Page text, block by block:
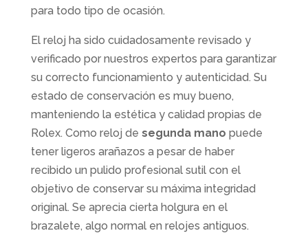
para todo tipo de ocasión.
El reloj ha sido cuidadosamente revisado y
verificado por nuestros expertos para garantizar
su correcto funcionamiento y autenticidad. Su
estado de conservación es muy bueno,
manteniendo la estética y calidad propias de
Rolex. Como reloj de segunda mano puede
tener ligeros arañazos a pesar de haber
recibido un pulido profesional sutil con el
objetivo de conservar su máxima integridad
original. Se aprecia cierta holgura en el
brazalete, algo normal en relojes antiguos.